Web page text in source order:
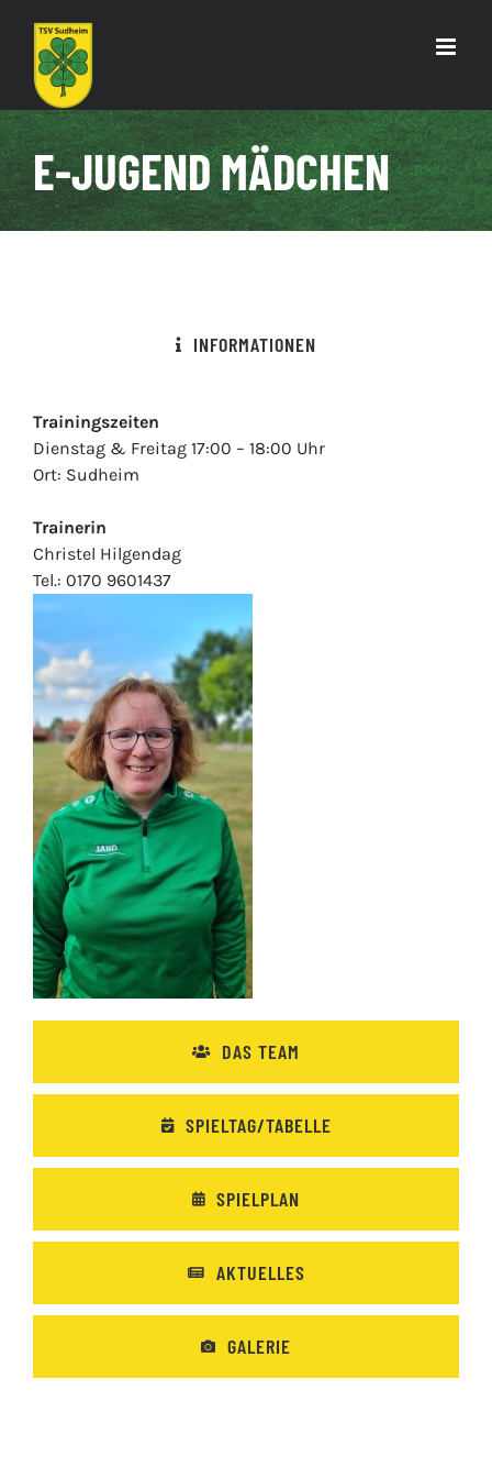
Inhalt
springen
E-JUGEND MÄDCHEN
INFORMATIONEN
Trainingszeiten
Dienstag & Freitag 17:00 – 18:00 Uhr
Ort: Sudheim
Trainerin
Christel Hilgendag
Tel.: 0170 9601437
DAS TEAM
SPIELTAG/TABELLE
SPIELPLAN
AKTUELLES
GALERIE